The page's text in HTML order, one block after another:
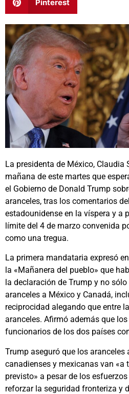
Pinterest
La presidenta de México, Claudia
mañana de este martes que
el Gobierno de Donald Trump
aranceles, tras los comentarios
estadounidense en la víspera y a
límite del 4 de marzo convenida
como una tregua.
La primera mandataria expresó
la «Mañanera del pueblo» que
la declaración de Trump y no
aranceles a México y Canadá,
reciprocidad alegando que entre
aranceles. Afirmó además que
funcionarios de los dos países
Trump aseguró que los
canadienses y mexicanas van «a
previsto» a pesar de los
reforzar la seguridad fronteriza y